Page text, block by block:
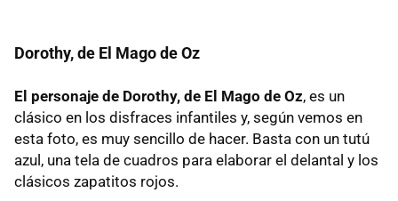
Dorothy, de El Mago de Oz
El personaje de Dorothy, de El Mago de Oz, es un
clásico en los disfraces infantiles y, según vemos en
esta foto, es muy sencillo de hacer. Basta con un tutú
azul, una tela de cuadros para elaborar el delantal y los
clásicos zapatitos rojos.